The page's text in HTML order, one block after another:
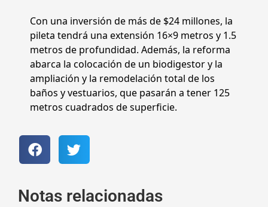
Con una inversión de más de $24 millones, la
pileta tendrá una extensión 16×9 metros y 1.5
metros de profundidad. Además, la reforma
abarca la colocación de un biodigestor y la
ampliación y la remodelación total de los
baños y vestuarios, que pasarán a tener 125
metros cuadrados de superficie.
Notas relacionadas